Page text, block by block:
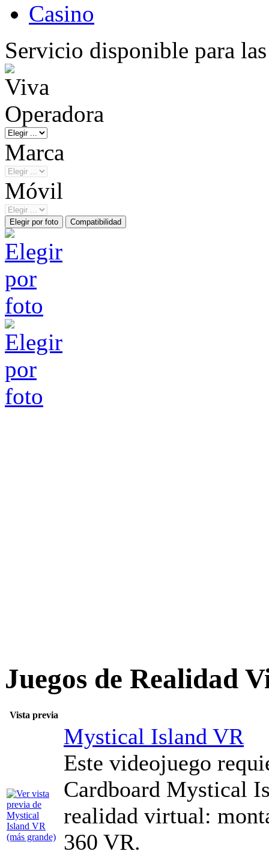
Casino
Servicio disponible para
Operadora
Marca
Móvil
Juegos de Realidad
Vista previa
Mystical Island VR
Este videojuego
Cardboard Mystical
realidad virtual:
360 VR.